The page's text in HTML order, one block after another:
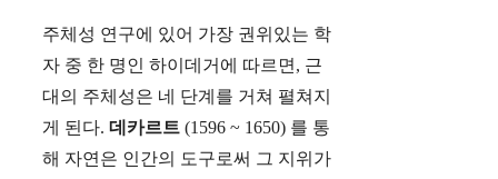
주체성 연구에 있어 가장 권위있는 학
자 중 한 명인 하이데거에 따르면, 근
대의 주체성은 네 단계를 거쳐 펼쳐지
게 된다. 데카르트 (1596 ~ 1650) 를 통
해 자연은 인간의 도구로써 그 지위가